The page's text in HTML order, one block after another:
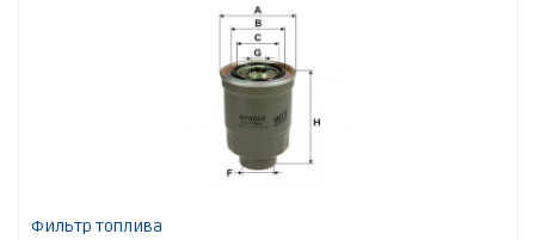
Фильтр топлива